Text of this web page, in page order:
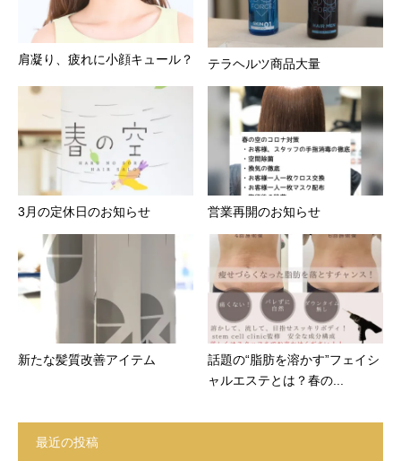
肩凝り、疲れに小顔キュール？ テラヘルツ商品大量
3月の定休日のお知らせ 営業再開のお知らせ
新たな髪質改善アイテム
話題の“脂肪を溶かす”フェイシ
ャルエステとは？春の...
最近の投稿